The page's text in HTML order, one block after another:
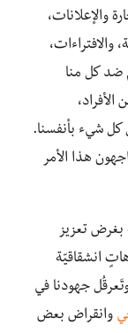
والإعلانات،
والافتراءات،
ضد كل منا
الأفراد،
كل شيء بأنفسنا.
هذا الأمر
بغرض تعزيز
انشقاقيّة
جهودنا في
وانقراض بعض